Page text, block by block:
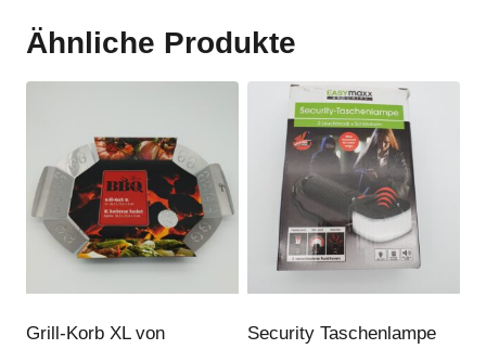
Ähnliche Produkte
Grill-Korb XL von
Security Taschenlampe